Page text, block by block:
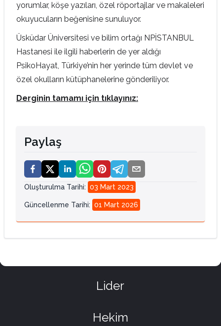
yorumlar, köşe yazıları, özel röportajlar ve makaleleri
okuyucuların beğenisine sunuluyor.
Üsküdar Üniversitesi ve bilim ortağı NPİSTANBUL
Hastanesi ile ilgili haberlerin de yer aldığı
PsikoHayat, Türkiye’nin her yerinde tüm devlet ve
özel okulların kütüphanelerine gönderiliyor.
Derginin tamamı için tıklayınız:
Paylaş
Oluşturulma Tarihi: 03 Mart 2023
Güncellenme Tarihi: 01 Mart 2026
Lider
Hekim